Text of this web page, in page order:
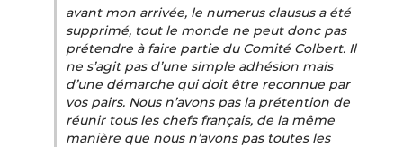
avant mon arrivée, le numerus clausus a été
supprimé, tout le monde ne peut donc pas
prétendre à faire partie du Comité Colbert. Il
ne s’agit pas d’une simple adhésion mais
d’une démarche qui doit être reconnue par
vos pairs. Nous n’avons pas la prétention de
réunir tous les chefs français, de la même
manière que nous n’avons pas toutes les